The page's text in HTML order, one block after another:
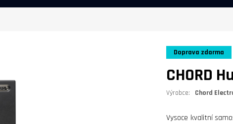
Doprava zdarma
CHORD
Výrobce: Chord
Vysoce kvalitní